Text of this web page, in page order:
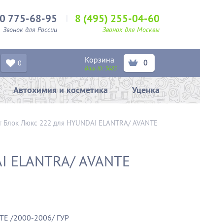
775-68-95
Звонок для России
8 (495) 255-04-60
Звонок для Москвы
0 Корзина
Ваш ID: 3685
0
Автохимия и косметика Уценка
Блок Люкс 222 для HYUNDAI ELANTRA/ AVANTE
ELANTRA/ AVANTE
/2000-2006/ ГУР